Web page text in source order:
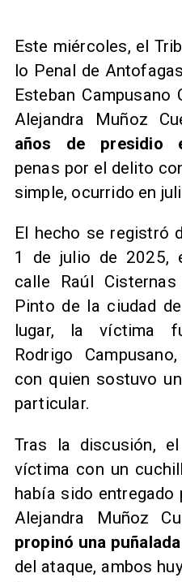
Este miércoles, el
lo Penal de
Esteban
Alejandra Muñoz
años de presidio
penas por el delito
simple, ocurrido en
El hecho se registró
1 de julio de 2025,
calle Raúl
Pinto de la ciudad
lugar, la víctima
Rodrigo
con quien sostuvo
particular.
Tras la discusión,
víctima con un
había sido
Alejandra Muñoz
propinó una
del ataque, ambos